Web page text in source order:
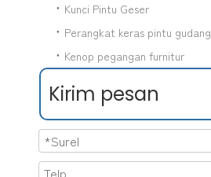
Kunci Pintu Geser
Perangkat keras pintu gudang
Kenop pegangan furnitur
Kirim pesan